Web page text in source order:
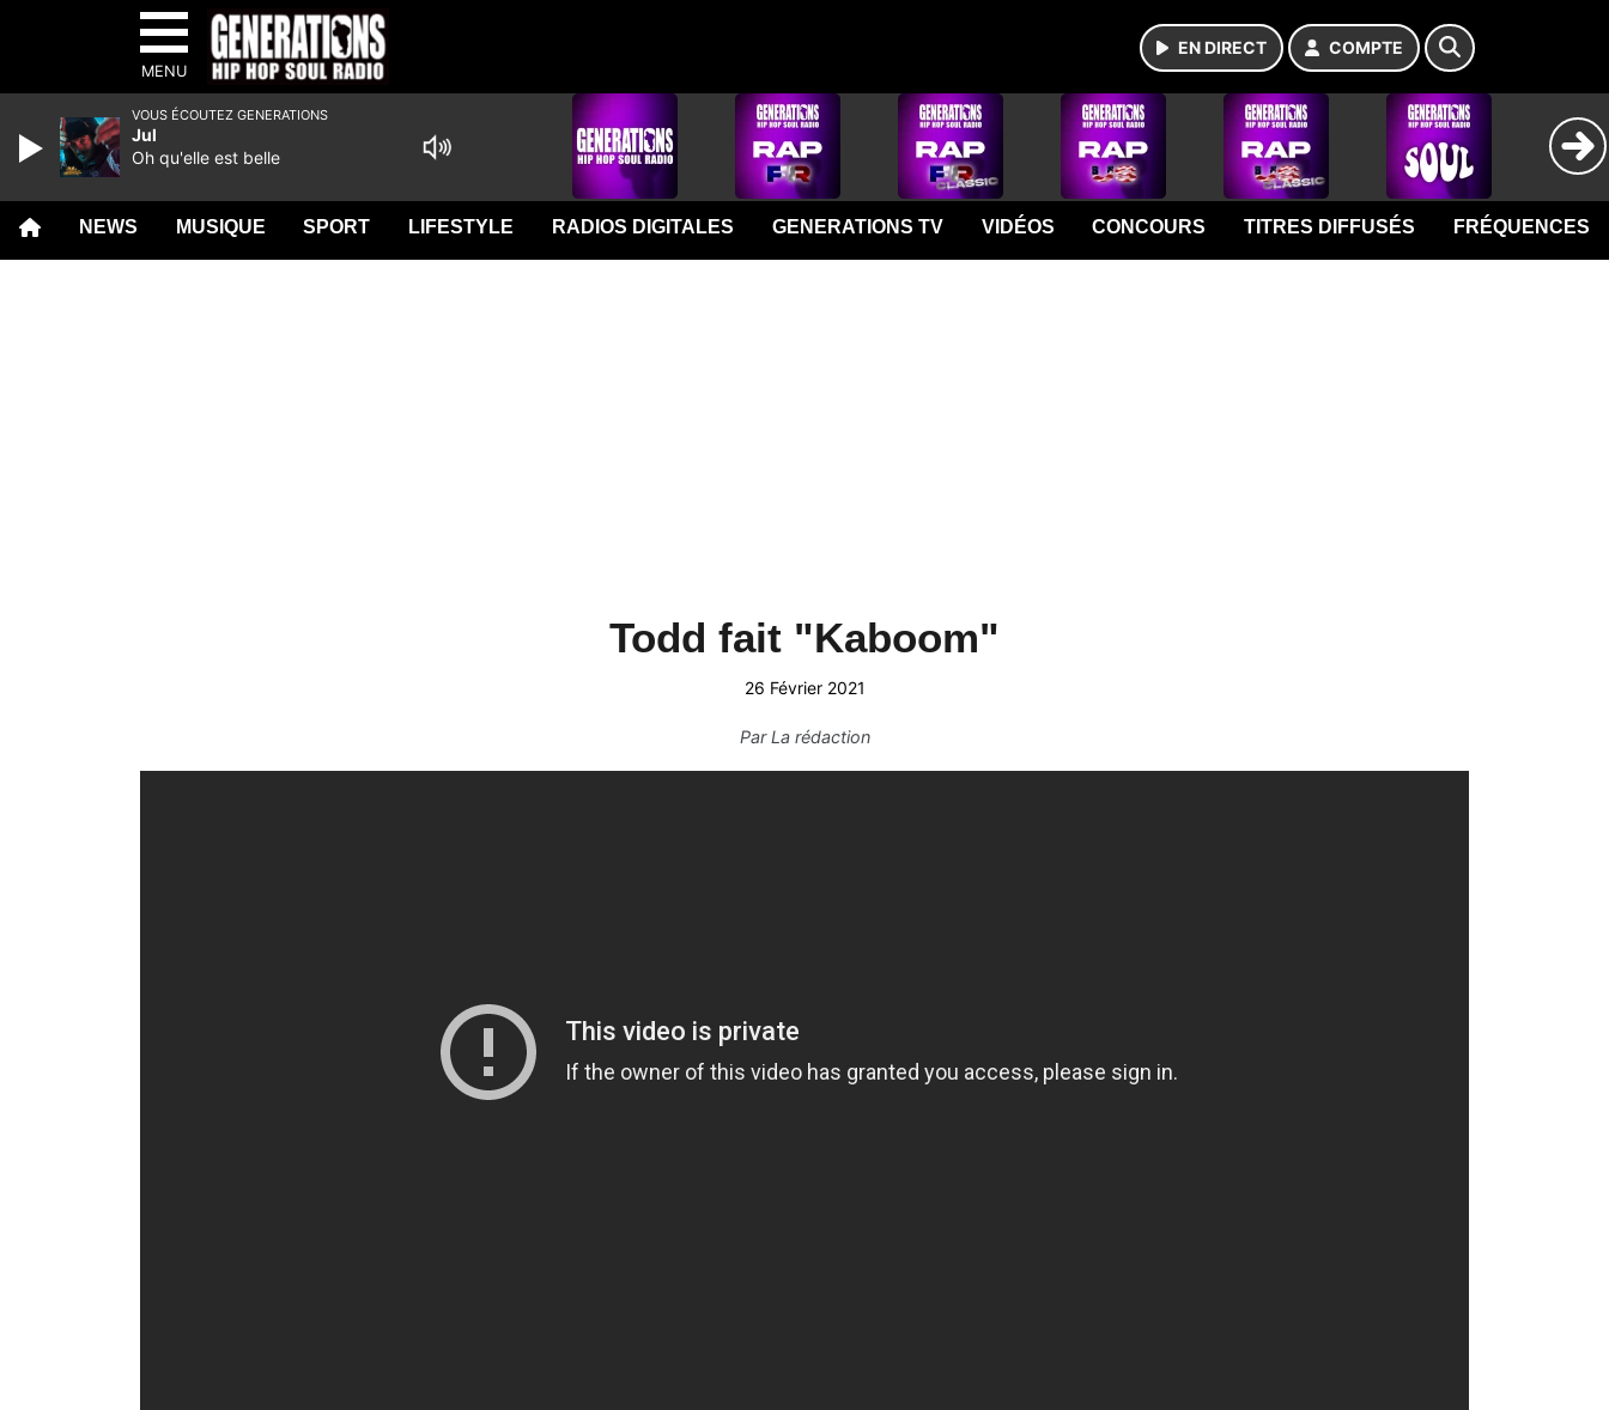
MENU
EN DIRECT COMPTE
NEWS MUSIQUE SPORT LIFESTYLE RADIOS DIGITALES GENERATIONS TV VIDÉOS CONCOURS TITRES DIFFUSÉS FRÉQUENCES
Todd fait "Kaboom"
26 Février 2021
ParLa rédaction
VOUS ÉCOUTEZ GENERATIONS
Jul
Oh qu'elle est belle